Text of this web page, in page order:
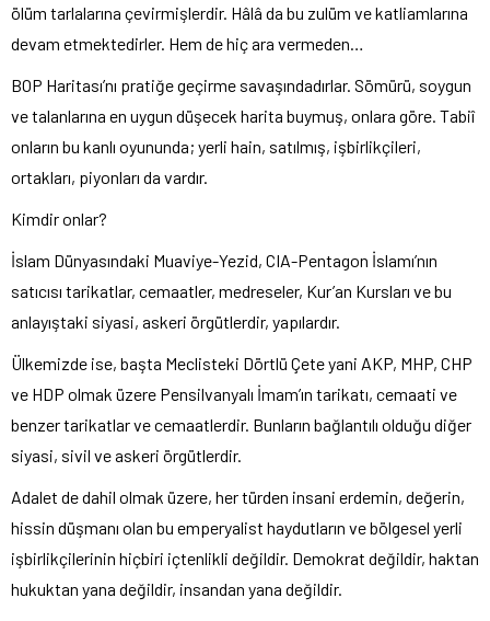
ölüm tarlalarına çevirmişlerdir. Hâlâ da bu zulüm ve katliamlarına
devam etmektedirler. Hem de hiç ara vermeden…
BOP Haritası’nı pratiğe geçirme savaşındadırlar. Sömürü, soygun
ve talanlarına en uygun düşecek harita buymuş, onlara göre. Tabiî
onların bu kanlı oyununda; yerli hain, satılmış, işbirlikçileri,
ortakları, piyonları da vardır.
Kimdir onlar?
İslam Dünyasındaki Muaviye-Yezid, CIA-Pentagon İslamı’nın
satıcısı tarikatlar, cemaatler, medreseler, Kur’an Kursları ve bu
anlayıştaki siyasi, askeri örgütlerdir, yapılardır.
Ülkemizde ise, başta Meclisteki Dörtlü Çete yani AKP, MHP, CHP
ve HDP olmak üzere Pensilvanyalı İmam’ın tarikatı, cemaati ve
benzer tarikatlar ve cemaatlerdir. Bunların bağlantılı olduğu diğer
siyasi, sivil ve askeri örgütlerdir.
Adalet de dahil olmak üzere, her türden insani erdemin, değerin,
hissin düşmanı olan bu emperyalist haydutların ve bölgesel yerli
işbirlikçilerinin hiçbiri içtenlikli değildir. Demokrat değildir, haktan
hukuktan yana değildir, insandan yana değildir.